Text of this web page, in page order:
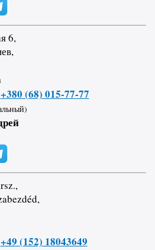
6,
+380 (68) 015-77-77
+49 (152) 18043649